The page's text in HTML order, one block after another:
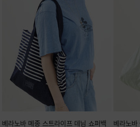
베라노바 메종 스트라이프 데님 쇼퍼백 베라노